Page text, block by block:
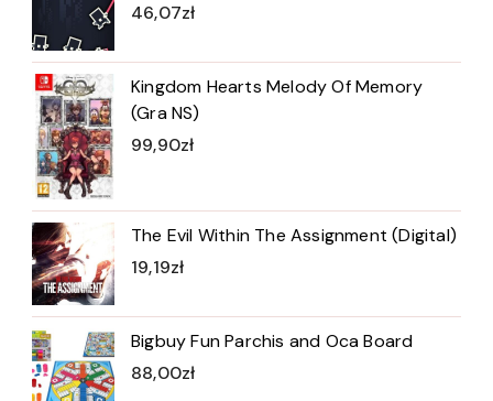
46,07zł
Kingdom Hearts Melody Of Memory
(Gra NS)
99,90zł
The Evil Within The Assignment (Digital)
19,19zł
Bigbuy Fun Parchis and Oca Board
88,00zł